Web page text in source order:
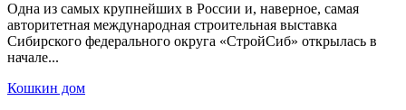
Одна из самых крупнейших в России и, наверное, самая
авторитетная международная строительная выставка
Сибирского федерального округа «СтройСиб» открылась в
начале...
Кошкин дом